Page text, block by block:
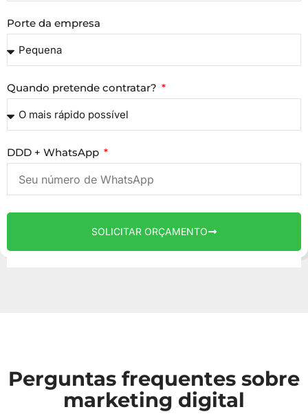
Porte da empresa
Quando pretende contratar?
DDD + WhatsApp
SOLICITAR ORÇAMENTO
Perguntas frequentes sobre
marketing digital